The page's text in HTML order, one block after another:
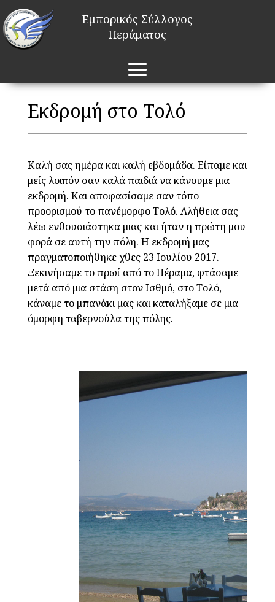
Εμπορικός Σύλλογος
Περάματος
Εκδρομή στο Τολό
Καλή σας ημέρα και καλή εβδομάδα. Είπαμε και
μείς λοιπόν σαν καλά παιδιά να κάνουμε μια
εκδρομή. Και αποφασίσαμε σαν τόπο
προορισμού το πανέμορφο Τολό. Αλήθεια σας
λέω ενθουσιάστηκα μιας και ήταν η πρώτη μου
φορά σε αυτή την πόλη. Η εκδρομή μας
πραγματοποιήθηκε χθες 23 Ιουλίου 2017.
Ξεκινήσαμε το πρωί από το Πέραμα, φτάσαμε
μετά από μια στάση στον Ισθμό, στο Τολό,
κάναμε το μπανάκι μας και καταλήξαμε σε μια
όμορφη ταβερνούλα της πόλης.